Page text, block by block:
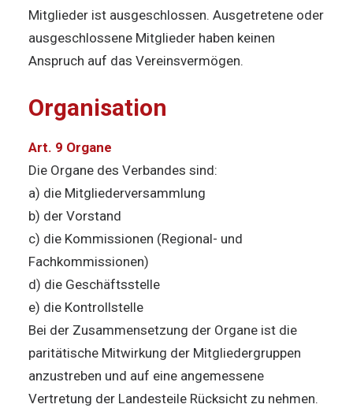
Mitglieder ist ausgeschlossen. Ausgetretene oder
ausgeschlossene Mitglieder haben keinen
Anspruch auf das Vereinsvermögen.
Organisation
Art. 9 Organe
Die Organe des Verbandes sind:
a) die Mitgliederversammlung
b) der Vorstand
c) die Kommissionen (Regional- und
Fachkommissionen)
d) die Geschäftsstelle
e) die Kontrollstelle
Bei der Zusammensetzung der Organe ist die
paritätische Mitwirkung der Mitgliedergruppen
anzustreben und auf eine angemessene
Vertretung der Landesteile Rücksicht zu nehmen.